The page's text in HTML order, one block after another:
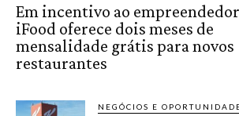
Em incentivo ao
iFood oferece dois meses de
mensalidade grátis para novos
restaurantes
NEGÓCIOS E